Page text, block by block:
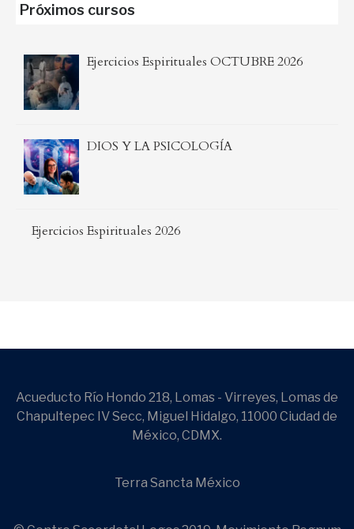
Próximos cursos
Ejercicios Espirituales OCTUBRE 2026
DIOS Y LA PSICOLOGÍA
Ejercicios Espirituales 2026
Acueducto Río Hondo 218, Lomas - Virreyes, Lomas de
Chapultepec IV Secc, Miguel Hidalgo, 11000 Ciudad de
México, CDMX.
Terra Sancta México